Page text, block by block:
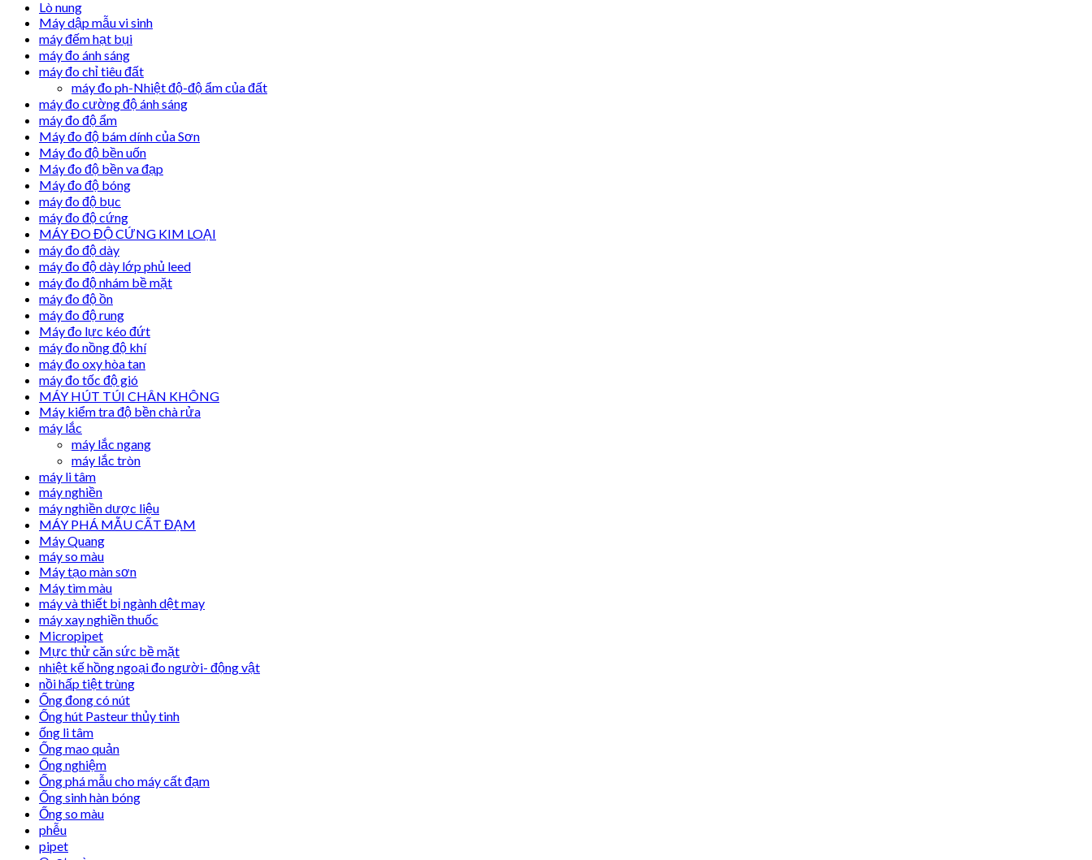
Lò nung
Máy dập mẫu vi sinh
máy đếm hạt bụi
máy đo ánh sáng
máy đo chỉ tiêu đất
máy đo ph-Nhiệt độ-độ ẩm của đất
máy đo cường độ ánh sáng
máy đo độ ẩm
Máy đo độ bám dính của Sơn
Máy đo độ bền uốn
Máy đo độ bền va đạp
Máy đo độ bóng
máy đo độ bục
máy đo độ cứng
MÁY ĐO ĐỘ CỨNG KIM LOẠI
máy đo độ dày
máy đo độ dày lớp phủ leed
máy đo độ nhám bề mặt
máy đo độ ồn
máy đo độ rung
Máy đo lực kéo đứt
máy đo nồng độ khí
máy đo oxy hòa tan
máy đo tốc độ gió
MÁY HÚT TÚI CHÂN KHÔNG
Máy kiểm tra độ bền chà rửa
máy lắc
máy lắc ngang
máy lắc tròn
máy li tâm
máy nghiền
máy nghiền dược liệu
MÁY PHÁ MẪU CẤT ĐẠM
Máy Quang
máy so màu
Máy tạo màn sơn
Máy tìm màu
máy và thiết bị ngành dệt may
máy xay nghiền thuốc
Micropipet
Mực thử căn sức bề mặt
nhiệt kế hồng ngoại đo người- động vật
nồi hấp tiệt trùng
Ống đong có nút
Ống hút Pasteur thủy tinh
ống li tâm
Ống mao quản
Ống nghiệm
Ống phá mẫu cho máy cất đạm
Ống sinh hàn bóng
Ống so màu
phễu
pipet